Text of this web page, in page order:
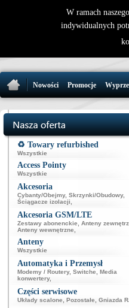
Nowości Promocje
♻️ Towary refurbished
Wszystkie
Access Pointy
Wszystkie
Akcesoria
Cybanty/Obejmy, Skrzynki/Obudowy,
Ściągacze izolacji
Akcesoria GSM/LTE
Zestawy abonenckie Anteny
Anteny wewnętrzne
Anteny
Wszystkie
Automatyka i Przemysł
Modemy / Routery, Switche
Media
konwertery,
Części serwisowe
Układy scalone Pozostałe Gniazda
W ramach
indywidualnych